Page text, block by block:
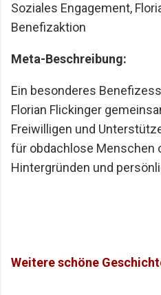
Soziales Engagement,
Benefizaktion
Meta-Beschreibung:
Ein besonderes
Florian Flickinger
Freiwilligen und
für obdachlose Menschen
Hintergründen und
Weitere schöne